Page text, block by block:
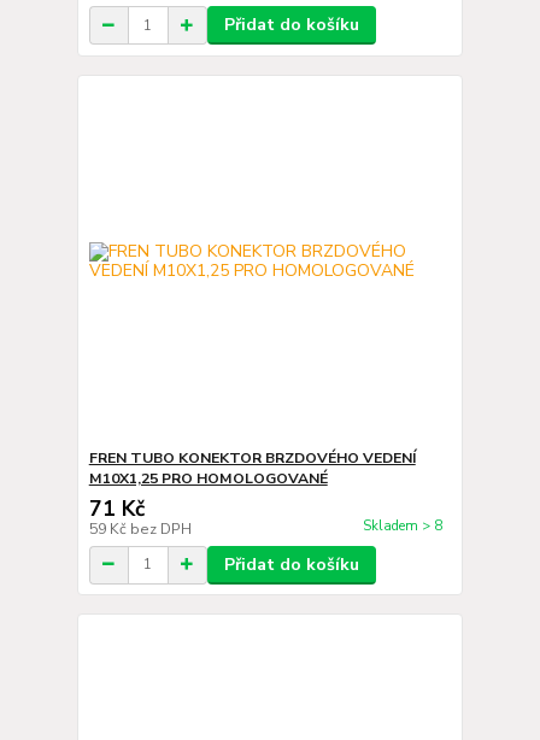
Přidat do košíku
FREN TUBO KONEKTOR BRZDOVÉHO VEDENÍ
M10X1,25 PRO HOMOLOGOVANÉ
71 Kč
59 Kč bez DPH Skladem > 8
Přidat do košíku